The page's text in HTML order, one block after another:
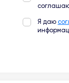
Я даю